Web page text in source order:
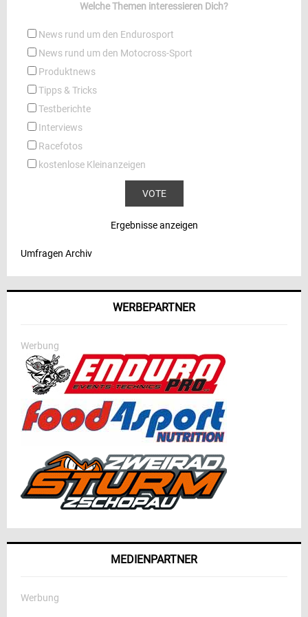
Welche Themen interessieren Dich?
News rund um den Endurosport
News rund um den Motocross-Sport
Produktnews
Tipps & Tricks
Testberichte
Interviews
Racefotos
kostenlose Kleinanzeigen
Ergebnisse anzeigen
Umfragen Archiv
WERBEPARTNER
Werbung
MEDIENPARTNER
Werbung